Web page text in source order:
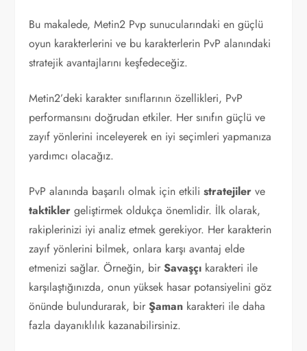
Bu makalede, Metin2 Pvp sunucularındaki en güçlü
oyun karakterlerini ve bu karakterlerin PvP alanındaki
stratejik avantajlarını keşfedeceğiz.
Metin2’deki karakter sınıflarının özellikleri, PvP
performansını doğrudan etkiler. Her sınıfın güçlü ve
zayıf yönlerini inceleyerek en iyi seçimleri yapmanıza
yardımcı olacağız.
PvP alanında başarılı olmak için etkilistratejiler ve
taktikler geliştirmek oldukça önemlidir. İlk olarak,
rakiplerinizi iyi analiz etmek gerekiyor. Her karakterin
zayıf yönlerini bilmek, onlara karşı avantaj elde
etmenizi sağlar. Örneğin, birSavaşçı karakteri ile
karşılaştığınızda, onun yüksek hasar potansiyelini göz
önünde bulundurarak, birŞaman karakteri ile daha
fazla dayanıklılık kazanabilirsiniz.